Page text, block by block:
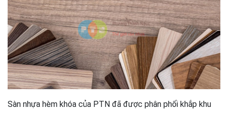
Sàn nhựa hèm khóa của PTN đã được phân phối khắp khu